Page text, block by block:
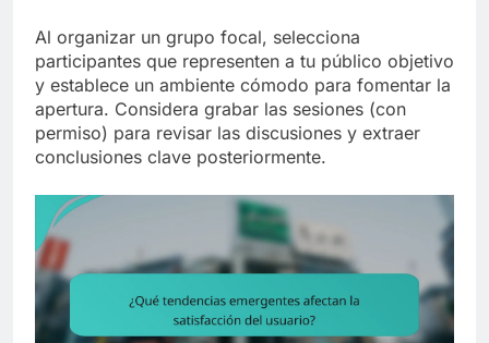
Al organizar un grupo focal, selecciona
participantes que representen a tu público objetivo
y establece un ambiente cómodo para fomentar la
apertura. Considera grabar las sesiones (con
permiso) para revisar las discusiones y extraer
conclusiones clave posteriormente.